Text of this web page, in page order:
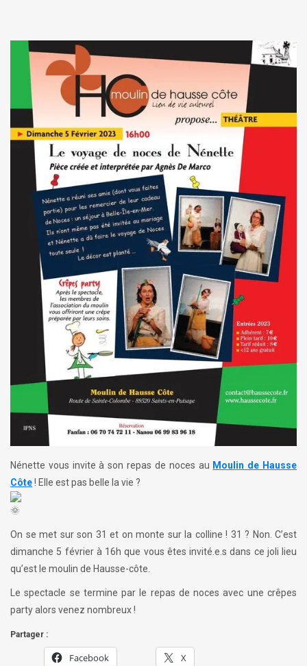
Nénette vous invite à son repas de noces au Moulin de Hausse
Côte! Elle est pas belle la vie ?
On se met sur son 31 et on monte sur la colline ! 31 ? Non. C’est
dimanche 5 février à 16h que vous êtes invité.e.s dans ce joli lieu
qu’est le moulin de Hausse-côte.
Lespectacle se termine par le repas de noces avec une crêpes
party alors venez nombreux !
Partager :
Facebook X